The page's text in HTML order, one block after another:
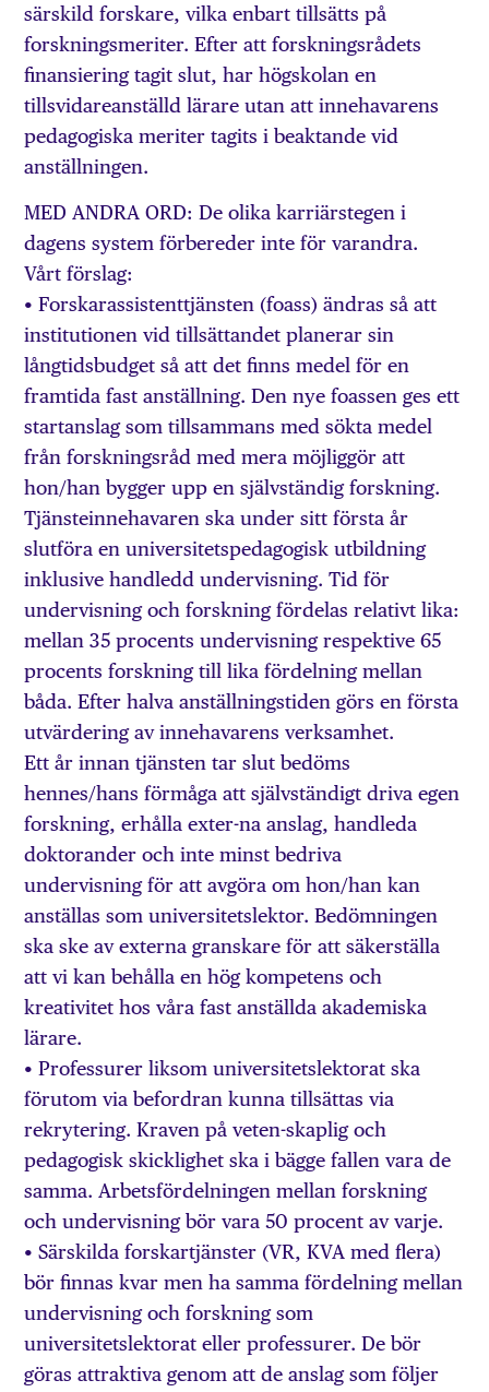
särskild forskare, vilka enbart tillsätts på
forskningsmeriter. Efter att forskningsrådets
finansiering tagit slut, har högskolan en
tillsvidareanställd lärare utan att innehavarens
pedagogiska meriter tagits i beaktande vid
anställningen.
MED ANDRA ORD: De olika karriärstegen i
dagens system förbereder inte för varandra.
Vårt förslag:
• Forskarassistenttjänsten (foass) ändras så att
institutionen vid tillsättandet planerar sin
långtidsbudget så att det finns medel för en
framtida fast anställning. Den nye foassen ges ett
startanslag som tillsammans med sökta medel
från forskningsråd med mera möjliggör att
hon/han bygger upp en självständig forskning.
Tjänsteinnehavaren ska under sitt första år
slutföra en universitetspedagogisk utbildning
inklusive handledd undervisning. Tid för
undervisning och forskning fördelas relativt lika:
mellan 35 procents undervisning respektive 65
procents forskning till lika fördelning mellan
båda. Efter halva anställningstiden görs en första
utvärdering av innehavarens verksamhet.
Ett år innan tjänsten tar slut bedöms
hennes/hans förmåga att självständigt driva egen
forskning, erhålla exter-na anslag, handleda
doktorander och inte minst bedriva
undervisning för att avgöra om hon/han kan
anställas som universitetslektor. Bedömningen
ska ske av externa granskare för att säkerställa
att vi kan behålla en hög kompetens och
kreativitet hos våra fast anställda akademiska
lärare.
• Professurer liksom universitetslektorat ska
förutom via befordran kunna tillsättas via
rekrytering. Kraven på veten-skaplig och
pedagogisk skicklighet ska i bägge fallen vara de
samma. Arbetsfördelningen mellan forskning
och undervisning bör vara 50 procent av varje.
• Särskilda forskartjänster (VR, KVA med flera)
bör finnas kvar men ha samma fördelning mellan
undervisning och forskning som
universitetslektorat eller professurer. De bör
göras attraktiva genom att de anslag som följer